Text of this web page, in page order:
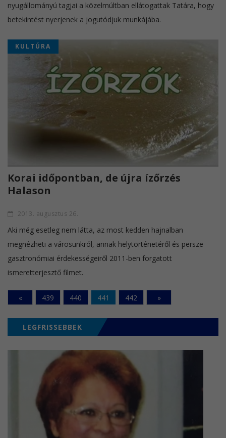
nyugállományú tagjai a közelmúltban ellátogattak Tatára, hogy
betekintést nyerjenek a jogutódjuk munkájába.
KULTÚRA
Korai időpontban, de újra ízőrzés
Halason
2013. augusztus 26.
Aki még esetleg nem látta, az most kedden hajnalban
megnézheti a városunkról, annak helytörténetéről és persze
gasztronómiai érdekességeiről 2011-ben forgatott
ismeretterjesztő filmet.
« 439 440 441 442 »
LEGFRISSEBBEK